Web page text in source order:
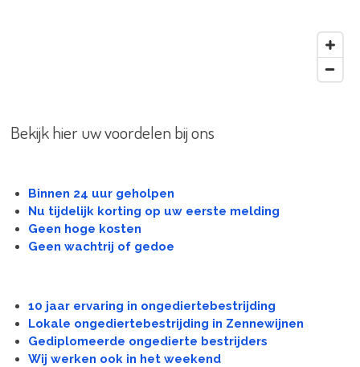
Bekijk hier uw voordelen bij ons
Binnen 24 uur geholpen
Nu tijdelijk korting op uw eerste melding
Geen hoge kosten
Geen wachtrij of gedoe
10 jaar ervaring in ongediertebestrijding
Lokale ongediertebestrijding in Zennewijnen
Gediplomeerde ongedierte bestrijders
Wij werken ook in het weekend